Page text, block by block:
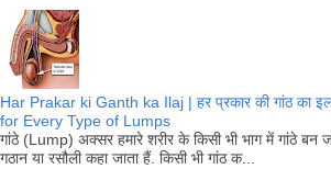
Har Prakar ki Ganth ka Ilaj | हर प्रकार की गांठ का
for Every Type of Lumps
गांठे (Lump) अक्सर हमारे शरीर के किसी भी भाग में गांठे बन
गठान या रसौली कहा जाता हैं. किसी भी गांठ क...